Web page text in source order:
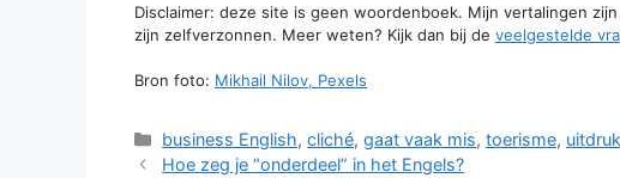
Disclaimer: deze site is geen woordenboek. Mijn vertalingen
zijn zelfverzonnen. Meer weten? Kijk dan bij de veelgestelde
Bron foto: Mikhail Nilov, Pexels
Categorieën
business English,cliché,gaat vaak mis,toerisme,
Hoe zeg je “onderdeel” in het Engels?